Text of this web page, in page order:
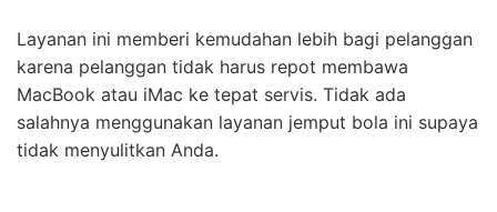
Layanan ini memberi kemudahan lebih bagi pelanggan
karena pelanggan tidak harus repot membawa
MacBook atau iMac ke tepat servis. Tidak ada
salahnya menggunakan layanan jemput bola ini supaya
tidak menyulitkan Anda.